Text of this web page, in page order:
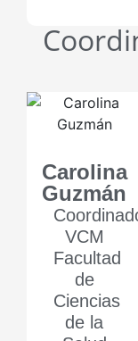
Carolina
Guzmán
VCM
Facultad
de
Ciencias
de la